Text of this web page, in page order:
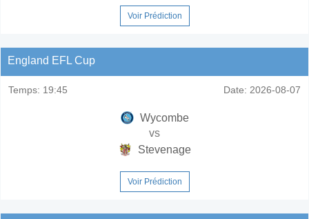
Voir Prédiction
England EFL Cup
Temps: 19:45 Date: 2026-08-07
Wycombe
vs
Stevenage
Voir Prédiction